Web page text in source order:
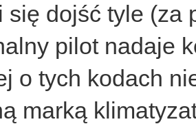
się dojść tyle
pilot nadaje
o tych kodach
marką